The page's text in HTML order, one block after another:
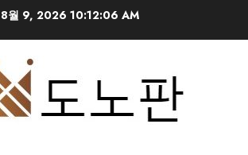
8월 9, 202610:12:07 AM